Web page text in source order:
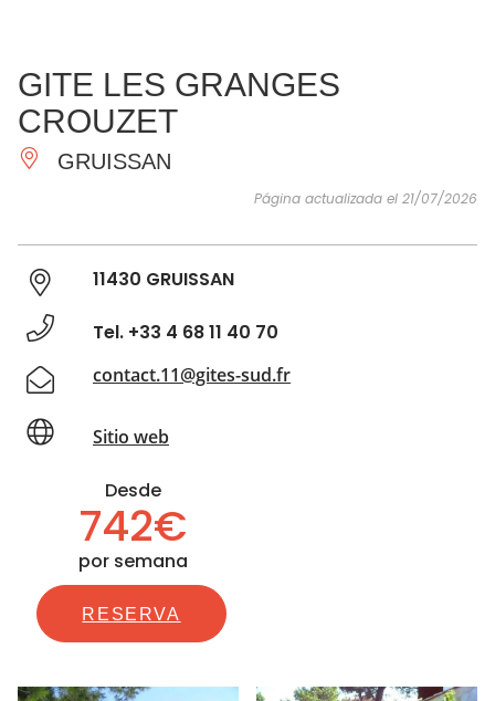
IMPRESCINDIBLES
HACER
INSPIRACIONES
GITE LES GRANGES
CROUZET
GRUISSAN
Página actualizada el 21/07/2026
11430 GRUISSAN
Tel. +33 4 68 11 40 70
contact.11@gites-sud.fr
Sitio web
Desde
742€
por semana
RESERVA